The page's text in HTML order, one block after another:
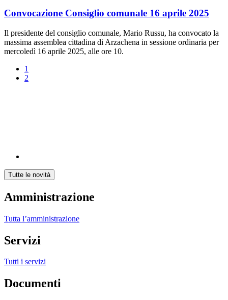
Convocazione Consiglio comunale 16 aprile 2025
Il presidente del consiglio comunale, Mario Russu, ha convocato la
massima assemblea cittadina di Arzachena in sessione ordinaria per
mercoledì 16 aprile 2025, alle ore 10.
1
2
Tutte le novità
Amministrazione
Tutta l’amministrazione
Servizi
Tutti i servizi
Documenti